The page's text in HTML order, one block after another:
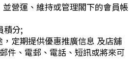
營運、維持或管理閣下的會員帳
分;
定期提供優惠推廣信息 及店舖
件、電郵、電話、短訊或將來可